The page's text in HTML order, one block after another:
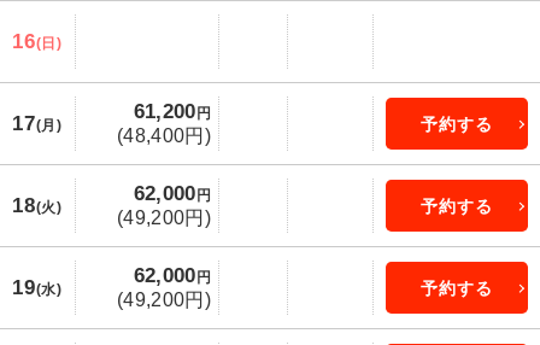
16(日)
17(月)
61,200 円
(48,400円)
予約する
18(火)
62,000 円
(49,200円)
予約する
19(水)
62,000 円
(49,200円)
予約する